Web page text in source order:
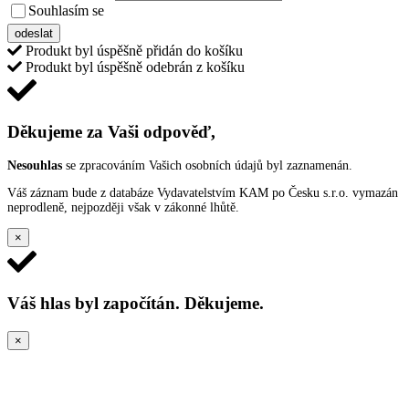
Souhlasím se
odeslat
Produkt byl úspěšně přidán do košíku
Produkt byl úspěšně odebrán z košíku
Děkujeme za Vaši odpověď,
Nesouhlas se zpracováním Vašich osobních údajů byl zaznamenán.
Váš záznam bude z databáze Vydavatelstvím KAM po Česku s.r.o. vymazán
neprodleně, nejpozději však v zákonné lhůtě.
×
Váš hlas byl započítán. Děkujeme.
×